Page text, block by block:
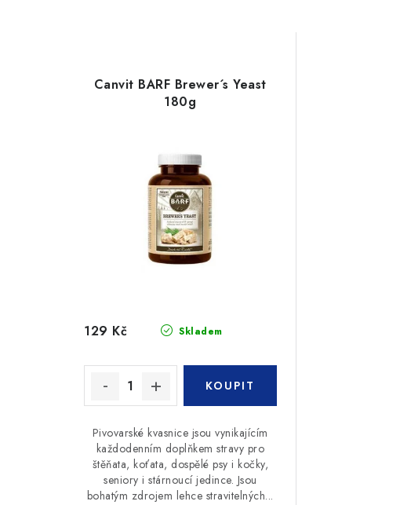
Canvit BARF Brewer´s Yeast
180g
Skladem
129 Kč
Pivovarské kvasnice jsou vynikajícím
každodenním doplňkem stravy pro
štěňata, koťata, dospělé psy i kočky,
seniory i stárnoucí jedince. Jsou
bohatým zdrojem lehce stravitelných...